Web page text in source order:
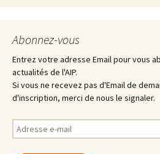
Abonnez-vous
Entrez votre adresse Email pour vous
actualités de l'AIP.
Si vous ne recevez pas d'Email de
d'inscription, merci de nous le signaler.
Adresse
e-